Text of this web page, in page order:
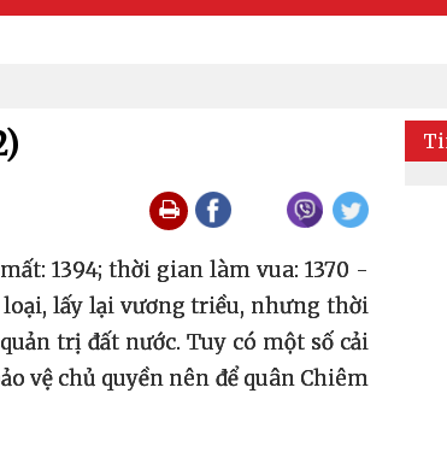
1394; thời gian làm vua: 1370 -
lấy lại vương triều, nhưng thời
trị đất nước. Tuy có một số cải
vệ chủ quyền nên để quân Chiêm